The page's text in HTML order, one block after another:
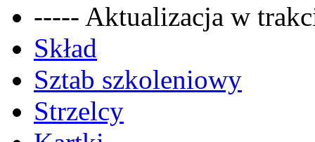
----- Aktualizacja w
Skład
Sztab szkoleniowy
Strzelcy